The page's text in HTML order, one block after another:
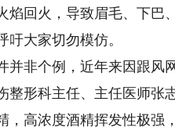
焰回火，导致眉毛、下巴
吁大家切勿模仿。
非个例，近年来因跟风网
整形科主任、主任医师张
，高浓度酒精挥发性极强